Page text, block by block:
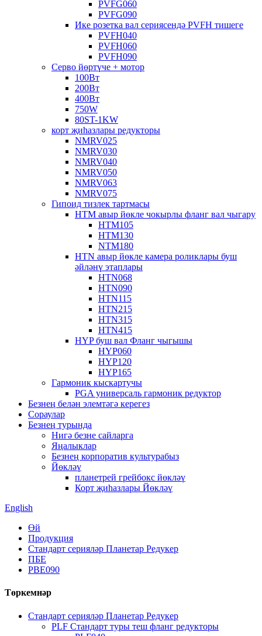
PVFG060
PVFG090
Ике розетка вал сериясендә PVFH тишеге
PVFH040
PVFH060
PVFH090
Серво йөртүче + мотор
100Вт
200Вт
400Вт
750W
80ST-1KW
корт җиһазлары редукторы
NMRV025
NMRV030
NMRV040
NMRV050
NMRV063
NMRV075
Гипоид тизлек тартмасы
HTM авыр йөкле чокырлы фланг вал чыгару
HTM105
HTM130
NTM180
HTN авыр йөкле камера роликлары буш
әйләнү этаплары
HTN068
HTN090
HTN115
HTN215
HTN315
HTN415
HYP буш вал Фланг чыгышы
HYP060
HYP120
HYP165
Гармоник кыскартучы
PGA универсаль гармоник редуктор
Безнең белән элемтәгә керегез
Сораулар
Безнең турында
Нигә безне сайларга
Яңалыклар
Безнең корпоратив культурабыз
Йөкләү
планетрей грейбокс йөкләү
Корт җиһазлары Йөкләү
English
Өй
Продукция
Стандарт серияләр Планетар Редукер
ПБЕ
PBE090
Төркемнәр
Стандарт серияләр Планетар Редукер
PLF Стандарт туры теш фланг редукторы